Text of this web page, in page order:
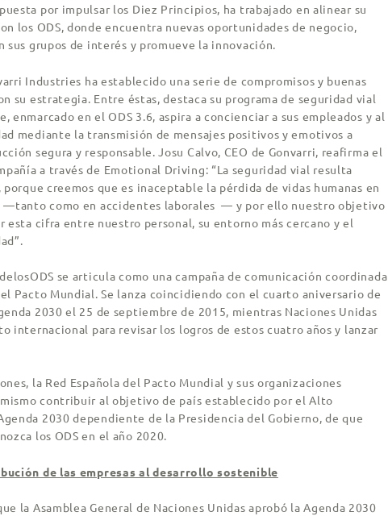
por impulsar los Diez Principios, ha trabajado en alinear su
los ODS, donde encuentra nuevas oportunidades de negocio,
sus grupos de interés y promueve la innovación.
Industries ha establecido una serie de compromisos y buenas
su estrategia. Entre éstas, destaca su programa de seguridad vial
enmarcado en el ODS 3.6, aspira a concienciar a sus empleados y al
mediante la transmisión de mensajes positivos y emotivos a
segura y responsable. Josu Calvo, CEO de Gonvarri, reafirma el
a través de Emotional Driving: “La seguridad vial resulta
creemos que es inaceptable la pérdida de vidas humanas en
—tanto como en accidentes laborales — y por ello nuestro objetivo
esta cifra entre nuestro personal, su entorno más cercano y el
se articula como una campaña de comunicación coordinada
Pacto Mundial. Se lanza coincidiendo con el cuarto aniversario de
2030 el 25 de septiembre de 2015, mientras Naciones Unidas
internacional para revisar los logros de estos cuatro años y lanzar
la Red Española del Pacto Mundial y sus organizaciones
contribuir al objetivo de país establecido por el Alto
2030 dependiente de la Presidencia del Gobierno, de que
los ODS en el año 2020.
de las empresas al desarrollo sostenible
la Asamblea General de Naciones Unidas aprobó la Agenda 2030